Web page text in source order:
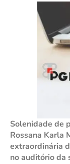
Solenidade de
Rossana Karla
extraordinária
no auditório da